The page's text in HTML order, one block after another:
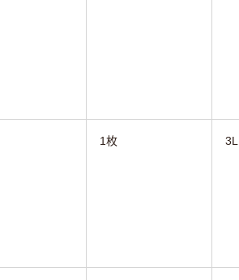
1枚 3L